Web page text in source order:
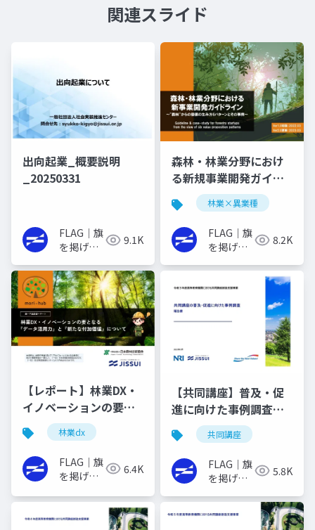
関連スライド
出向起業_概要説明
_20250331
FLAG｜旗
を掲げる
ターの実
践書
9.1K
森林・林業分野におけ
る新規事業開発ガイド
ライン林業×異業種
FLAG｜旗
を掲げる
ターの実
践書
8.2K
【レポート】林業DX・
イノベーションの要と
なる『データ活用力』
と『新たな付加価値』
について
林業dx
FLAG｜旗
を掲げる
ターの実
践書
6.4K
【共同講座】普及・促
進に向けた事例調査報
告書（令和3年度）
共同講座
FLAG｜旗
を掲げる
ターの実
践書
5.8K